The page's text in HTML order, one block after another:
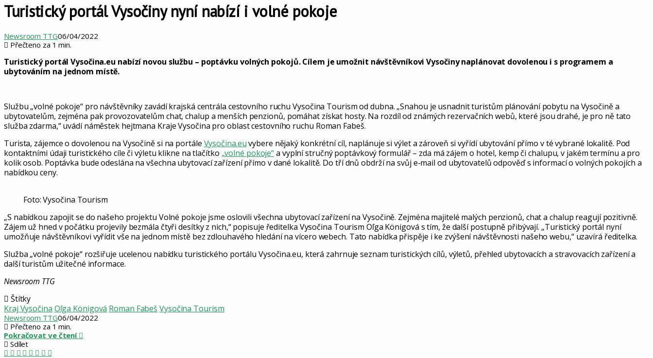
Turistický portál Vysočiny nyní nabízí i volné pokoje
Newsroom TTG06/04/2022
Přečteno za 1 min.
Turistický portál Vysočina.eu nabízí novou službu – poptávku volných pokojů. Cílem je umožnit návštěvníkovi Vysočiny naplánovat dovolenou i s programem a
ubytováním na jednom místě.
Službu „volné pokoje“ pro návštěvníky zavádí krajská centrála cestovního ruchu Vysočina Tourism od dubna. „Snahou je usnadnit turistům plánování pobytu na Vysočině a
ubytovatelům, zejména pak provozovatelům chat, chalup a menších penzionů, pomáhat získat hosty. Na rozdíl od známých rezervačních webů, které jsou drahé, je pro ně tato
služba zdarma,“ uvádí náměstek hejtmana Kraje Vysočina pro oblast cestovního ruchu Roman Fabeš.
Turista, zájemce o dovolenou na Vysočině si na portále Vysočina.euvybere nějaký konkrétní cíl, naplánuje si výlet a zároveň si vyřídí ubytování přímo v té vybrané lokalitě. Pod
kontaktními údaji turistického cíle či výletu klikne na tlačítko „volné pokoje“a vyplní stručný poptávkový formulář – zda má zájem o hotel, kemp či chalupu, v jakém termínu a pro
kolik osob. Poptávka bude odeslána na všechna ubytovací zařízení přímo v dané lokalitě. Do tří dnů obdrží na svůj e-mail od ubytovatelů odpověď s informací o volných pokojích a
nabídkou ceny.
Foto: Vysočina Tourism
„S nabídkou zapojit se do našeho projektu Volné pokoje jsme oslovili všechna ubytovací zařízení na Vysočině. Zejména majitelé malých penzionů, chat a chalup reagují pozitivně.
Zájem už hned v počátku projevily bezmála čtyři desítky z nich,“ popisuje ředitelka Vysočina Tourism Oľga Königová s tím, že další postupně přibývají. „Turistický portál nyní
umožňuje návštěvníkovi vyřídit vše na jednom místě bez zdlouhavého hledání na vícero webech. Tato nabídka přispěje i ke zvýšení návštěvnosti našeho webu,“ uzavírá ředitelka.
Služba „volné pokoje“ rozšiřuje ucelenou nabídku turistického portálu Vysočina.eu, která zahrnuje seznam turistických cílů, výletů, přehled ubytovacích a stravovacích zařízení a
další turistům užitečné informace.
Newsroom TTG
Štítky
Kraj Vysočina Oľga Königová Roman Fabeš Vysočina Tourism
Newsroom TTG06/04/2022
Přečteno za 1 min.
Pokračovat ve čtení
Sdílet
Facebook
X LinkedIn
Pinterest
Skype
WhatsApp
Sdílet
Tisknout